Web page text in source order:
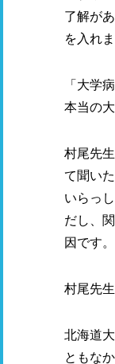
了解が
を入れま
「大学
本当の
村尾先
て聞い
いらっ
だし、
因です。
村尾先
北海道
ともな